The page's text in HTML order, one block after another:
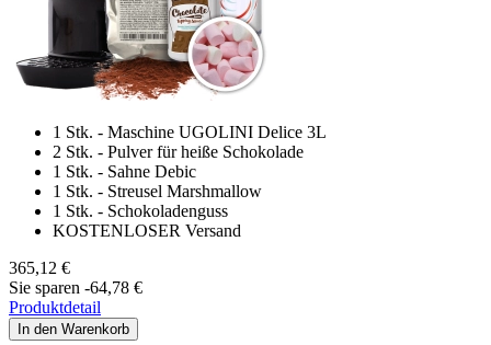
1 Stk. - Maschine UGOLINI Delice 3L
2 Stk. - Pulver für heiße Schokolade
1 Stk. - Sahne Debic
1 Stk. - Streusel Marshmallow
1 Stk. - Schokoladenguss
KOSTENLOSER Versand
365,12 €
Sie sparen -64,78 €
Produktdetail
In den Warenkorb